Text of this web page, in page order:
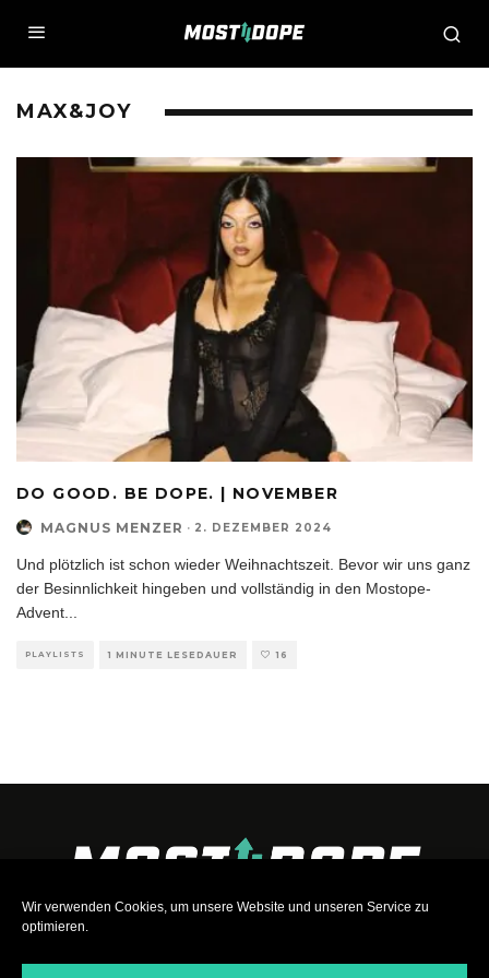
Wir verwenden Cookies, um unsere Website und unseren Service zu
optimieren.
MAX&JOY
DO GOOD. BE DOPE. | NOVEMBER
MAGNUS MENZER · 2. DEZEMBER 2024
Und plötzlich ist schon wieder Weihnachtszeit. Bevor wir uns ganz
der Besinnlichkeit hingeben und vollständig in den Mostope-
Advent
PLAYLISTS 1 MINUTE LESEDAUER 16